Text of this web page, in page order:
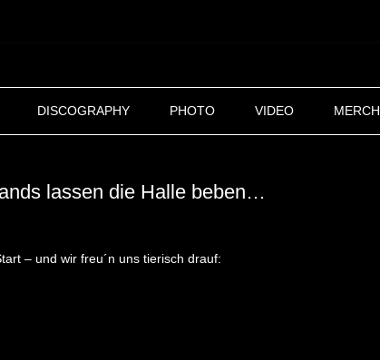
Inhalt
springen
DISCOGRAPHY PHOTO VIDEO MERCH
lassen die Halle beben…
– und wir freu´n uns tierisch drauf: